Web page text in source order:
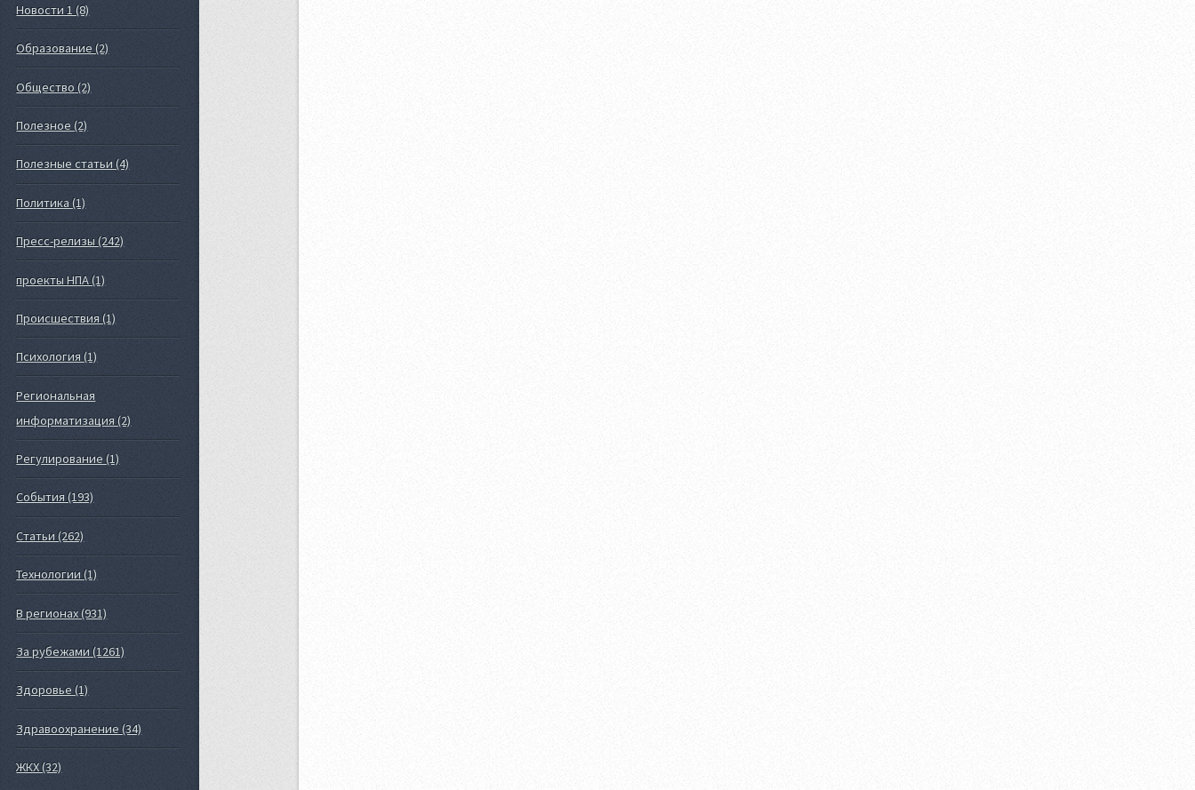
Новости 1 (8)
Образование (2)
Общество (2)
Полезное (2)
Полезные статьи (4)
Политика (1)
Пресс-релизы (242)
проекты НПА (1)
Происшествия (1)
Психология (1)
Региональная
информатизация (2)
Регулирование (1)
События (193)
Статьи (262)
Технологии (1)
В регионах (931)
За рубежами (1261)
Здоровье (1)
Здравоохранение (34)
ЖКХ (32)